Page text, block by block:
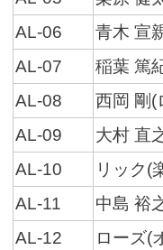
AL-06
青木 宣
AL-07
稲葉 篤
AL-08
西岡 剛(
AL-09
大村 直
AL-10
リック(
AL-11
中島 裕
AL-12
ローズ(